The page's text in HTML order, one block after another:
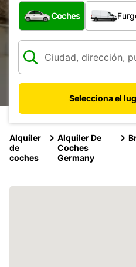
¿Qué tipo de vehículo?
Coches
Selecciona el
Alquiler
de
coches
Alquiler De
Coches
Germany